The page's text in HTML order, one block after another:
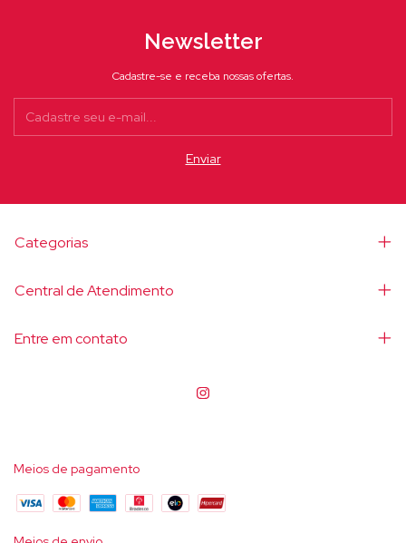
Newsletter
Cadastre-se e receba nossas ofertas.
Categorias
Central de Atendimento
Entre em contato
Meios de pagamento